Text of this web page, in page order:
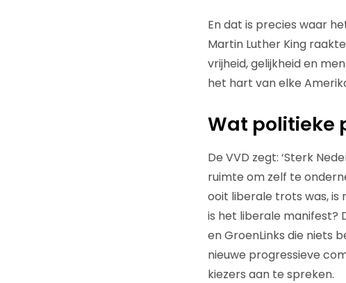
En dat is precies waar
Martin Luther King
vrijheid, gelijkheid en
het hart van elke
Wat politieke
De VVD zegt: ‘Sterk
ruimte om zelf te
ooit liberale trots was, is
is het liberale manifest?
en GroenLinks die niets
nieuwe progressieve
kiezers aan te spreken.